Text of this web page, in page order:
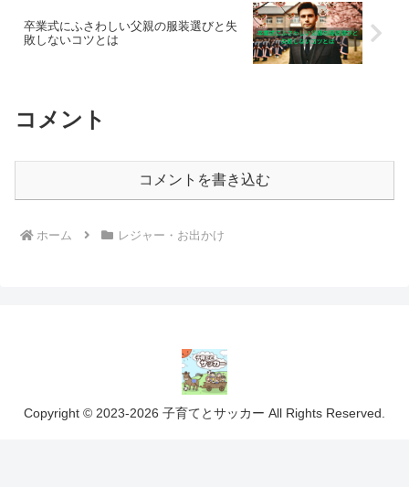
卒業式にふさわしい父親の服装選びと失
敗しないコツとは
コメント
コメントを書き込む
ホーム レジャー・お出かけ
Copyright © 2023-2026 子育てとサッカー All Rights Reserved.